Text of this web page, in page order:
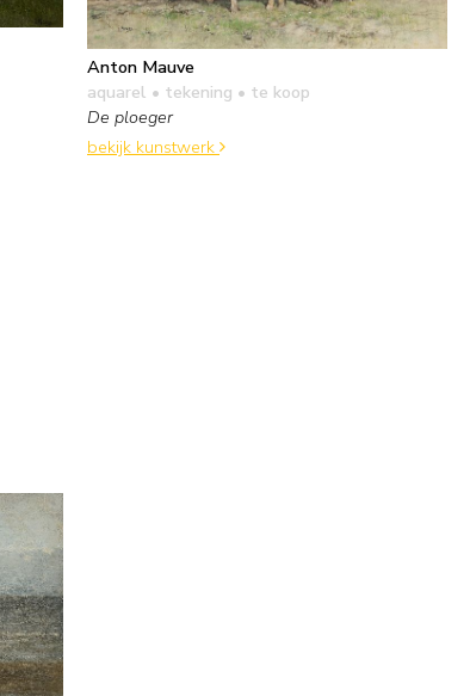
Anton Mauve
aquarel • tekening • te koop
De ploeger
bekijk kunstwerk